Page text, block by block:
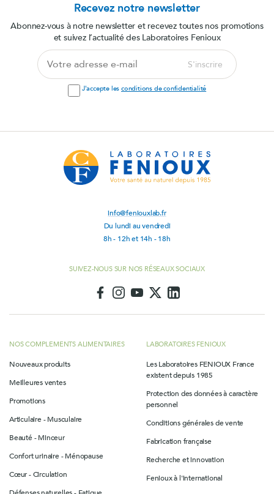
info@feniouxlab.fr
Du lundi au vendredi
8h - 12h et 14h - 18h
SUIVEZ-NOUS SUR NOS RÉSEAUX SOCIAUX
NOS COMPLEMENTS ALIMENTAIRES
Nouveaux produits
Meilleures ventes
Promotions
Articulaire - Musculaire
Beauté - Minceur
Confort urinaire - Ménopause
Cœur - Circulation
LABORATOIRES FENIOUX
Les Laboratoires FENIOUX France
existent depuis 1985
Protection des données à caractère
personnel
Conditions générales de vente
Fabrication française
Recherche et innovation
Fenioux à l'international
Recevez notre newsletter
Abonnez-vous à notre newsletter et recevez toutes nos promotions
et suivez l’actualité des Laboratoires Fenioux
adresse
e-
mail
S'inscrire
J'accepte les conditions de confidentialité